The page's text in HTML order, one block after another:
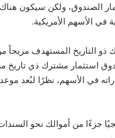
الصندوق، ولكن سيكون
في الأسهم الأمريكية.
ذو التاريخ المستهدف
في الأسهم، نظرًا لبُعد
جزءًا من أموالك نحو